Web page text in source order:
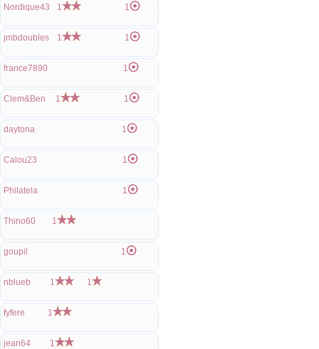
Nordique43 1 1
jmbdoubles 1 1
france7890 1
Clem&Ben 1 1
daytona 1
Calou23 1
Philatela 1
Thino60 1
goupil 1
nblueb 1 1
fyfere 1
jean64 1